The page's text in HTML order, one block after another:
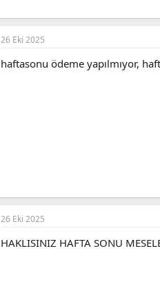
26 Eki 2025
haftasonu ödeme yapılmıyor,
26 Eki 2025
HAKLISINIZ HAFTA SONU